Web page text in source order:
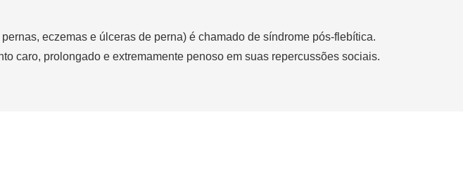
eczemas e úlceras de perna) é chamado de síndrome pós-flebítica.
caro, prolongado e extremamente penoso em suas repercussões sociais.